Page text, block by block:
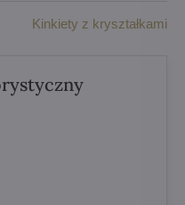
Kinkiety z kryształkami